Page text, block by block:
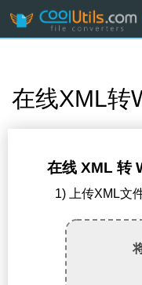
在线XML转
在线 XML 转
1) 上传XML文